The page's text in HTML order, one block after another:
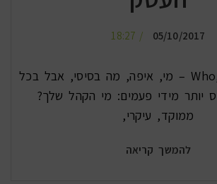
05/10/2017
18:27
Who, Where, What – מי, איפה, מה בסיסי, אבל בכל
יותר מידי פעמים: מי הקהל שלך?
ממוקד, עיקרי,
להמשך קריאה